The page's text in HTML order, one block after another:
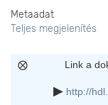
Metaadat
Teljes megjelenítés
Link a
http://